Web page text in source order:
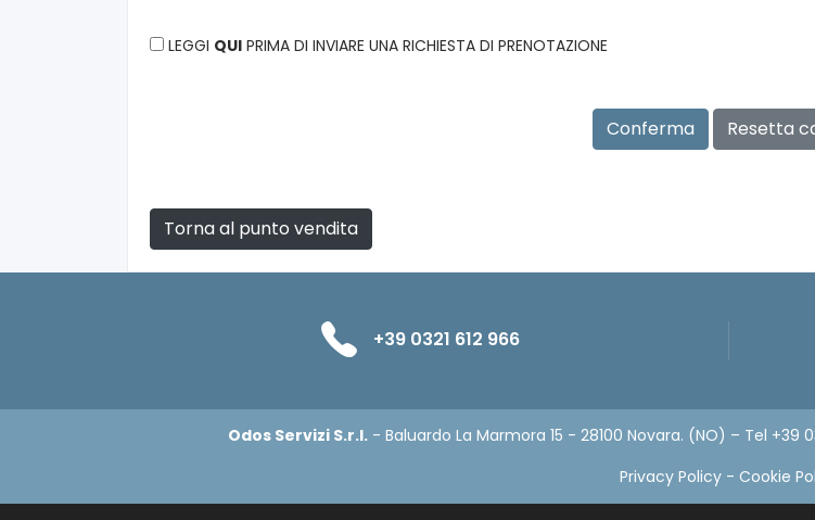
LEGGI QUI PRIMA DI INVIARE UNA RICHIESTA DI PRENOTAZIONE
Conferma Resetta
Torna al punto vendita
+39 0321 612 966
Odos Servizi S.r.l. - Baluardo La Marmora 15 - 28100 Novara. (NO) – Tel +39
Privacy Policy - Cookie